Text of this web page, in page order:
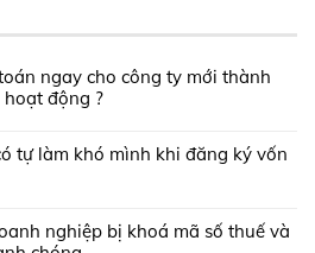
ngay cho công ty mới thành
động ?
tự làm khó mình khi đăng ký vốn
nghiệp bị khoá mã số thuế và